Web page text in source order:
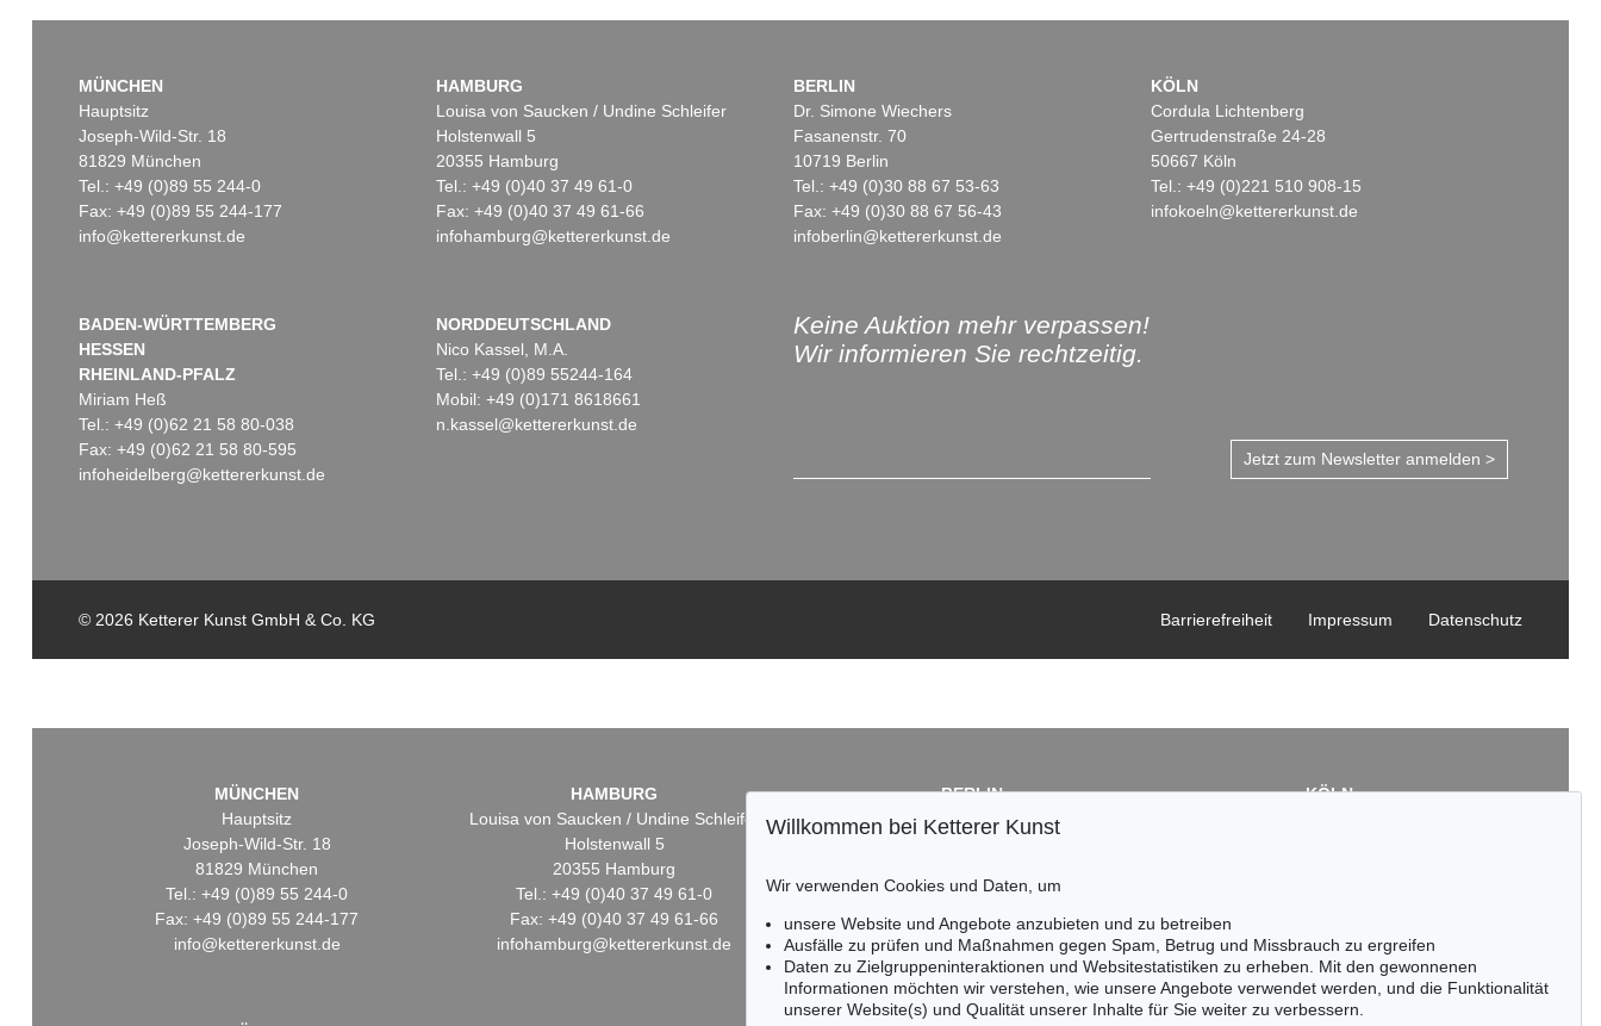
MÜNCHEN
Hauptsitz
Joseph-Wild-Str. 18
81829 München
Tel.: +49 (0)89 55 244-0
Fax: +49 (0)89 55 244-177
info@kettererkunst.de
HAMBURG
Louisa von Saucken / Undine Schleifer
Holstenwall 5
20355 Hamburg
Tel.: +49 (0)40 37 49 61-0
Fax: +49 (0)40 37 49 61-66
infohamburg@kettererkunst.de
BERLIN
Dr. Simone Wiechers
Fasanenstr. 70
10719 Berlin
Tel.: +49 (0)30 88 67 53-63
Fax: +49 (0)30 88 67 56-43
infoberlin@kettererkunst.de
KÖLN
Cordula Lichtenberg
Gertrudenstraße 24-28
50667 Köln
Tel.: +49 (0)221 510 908-15
infokoeln@kettererkunst.de
BADEN-WÜRTTEMBERG
HESSEN
RHEINLAND-PFALZ
Miriam Heß
Tel.: +49 (0)62 21 58 80-038
Fax: +49 (0)62 21 58 80-595
infoheidelberg@kettererkunst.de
NORDDEUTSCHLAND
Nico Kassel, M.A.
Tel.: +49 (0)89 55244-164
Mobil: +49 (0)171 8618661
n.kassel@kettererkunst.de
Keine Auktion mehr verpassen!
Wir informieren Sie rechtzeitig.
Jetzt zum Newsletter anmelden >
© 2026 Ketterer Kunst GmbH & Co. KG Datenschutz
Impressum
Barrierefreiheit
MÜNCHEN
Hauptsitz
Joseph-Wild-Str. 18
81829 München
Tel.: +49 (0)89 55 244-0
Fax: +49 (0)89 55 244-177
info@kettererkunst.de
HAMBURG
Louisa von Saucken / Undine Schleifer
Holstenwall 5
20355 Hamburg
Tel.: +49 (0)40 37 49 61-0
Fax: +49 (0)40 37 49 61-66
infohamburg@kettererkunst.de
BERLIN
Dr. Simone Wiechers
Tel.: +49 (0)30 88 67 53-63
Fax: +49 (0)30 88 67 56-43
infoberlin@kettererkunst.de
KÖLN
infokoeln@kettererkunst.de
Willkommen bei Ketterer Kunst
Wir verwenden Cookies und Daten, um
unsere Website und Angebote anzubieten und zu betreiben
Ausfälle zu prüfen und Maßnahmen gegen Spam, Betrug und Missbrauch zu ergreifen
Daten zu Zielgruppeninteraktionen und Websitestatistiken zu erheben. Mit den gewonnenen
Informationen möchten wir verstehen, wie unsere Angebote verwendet werden, und die Funktionalität
unserer Website(s) und Qualität unserer Inhalte für Sie weiter zu verbessern.